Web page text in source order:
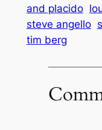
and placido
steve angello
tim berg